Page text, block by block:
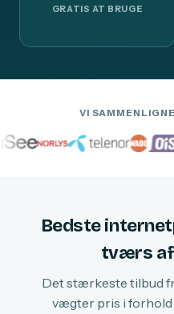
GRATIS AT BRUGE
VI
Bedste
tværs af
Det stærkeste tilbud
vægter pris i forhold